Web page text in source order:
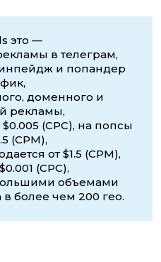
это —
в телеграм,
и попандер
доменного и
рекламы,
(CPC), на попсы
(CPM),
от $1.5 (CPM),
(CPC),
объемами
более чем 200 гео.